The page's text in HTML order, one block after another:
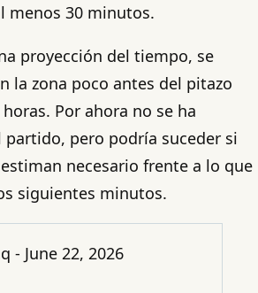
menos 30 minutos.
proyección del tiempo, se
la zona poco antes del pitazo
Por ahora no se ha
pero podría suceder si
necesario frente a lo que
siguientes minutos.
- June 22, 2026